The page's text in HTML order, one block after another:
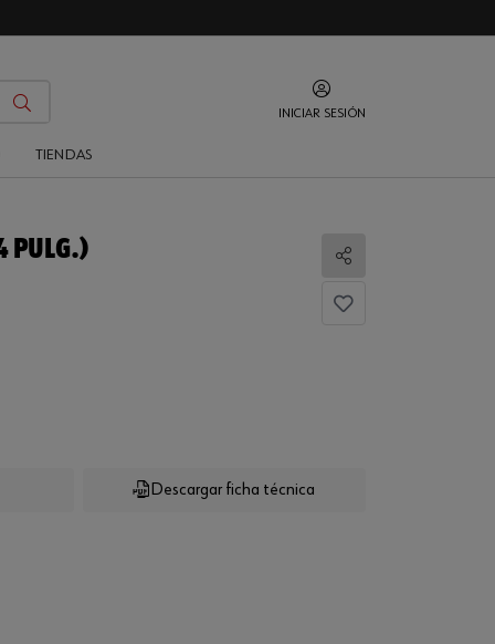
INICIAR SESIÓN
TIENDAS
PULG.)
Compartir
Descargar ficha técnica